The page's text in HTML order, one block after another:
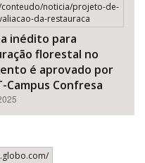
conteudo/noticia/projeto-de-
da-restauraca
inédito para
florestal no
é aprovado por
Campus Confresa